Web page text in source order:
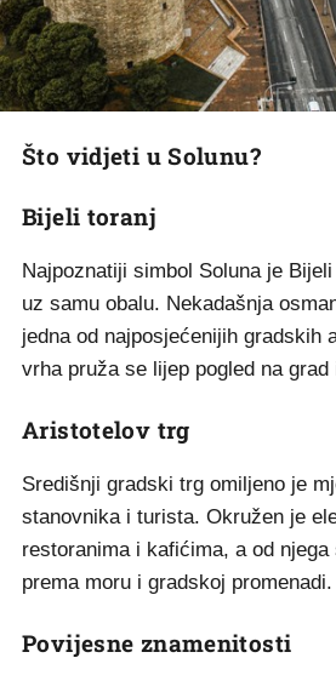
Što vidjeti u Solunu?
Bijeli toranj
Najpoznatiji simbol Soluna je
uz samu obalu. Nekadašnja
jedna od najposjećenijih gradskih
vrha pruža se lijep pogled na grad
Aristotelov trg
Središnji gradski trg omiljeno je
stanovnika i turista. Okružen je
restoranima i kafićima, a od njega
prema moru i gradskoj promenadi.
Povijesne znamenitosti